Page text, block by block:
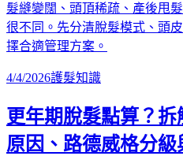
髮縫變闊、頭頂稀疏、產後甩
很不同。先分清脫髮模式、頭
擇合適管理方案。
4/4/2026護髮知識
更年期脫髮點算？
原因、路德威格分級